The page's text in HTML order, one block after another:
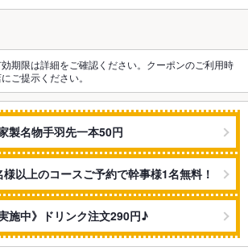
期限は詳細をご確認ください。クーポンのご利用時
ご提示ください。
製名物手羽先一本50円
様以上のコースご予約で幹事様1名無料！
施中》ドリンク注文290円♪